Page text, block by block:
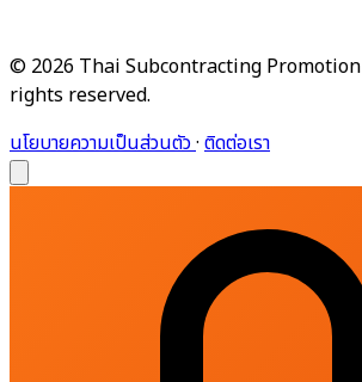
© 2026 Thai Subcontracting
rights reserved.
นโยบายความเป็นส่วนตัว· ติดต่อเรา